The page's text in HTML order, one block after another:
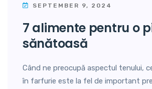
SEPTEMBER 9, 2024
7 alimente pentru o piele
sănătoasă
Când ne preocupă aspectul tenului,
în farfurie este la fel de important